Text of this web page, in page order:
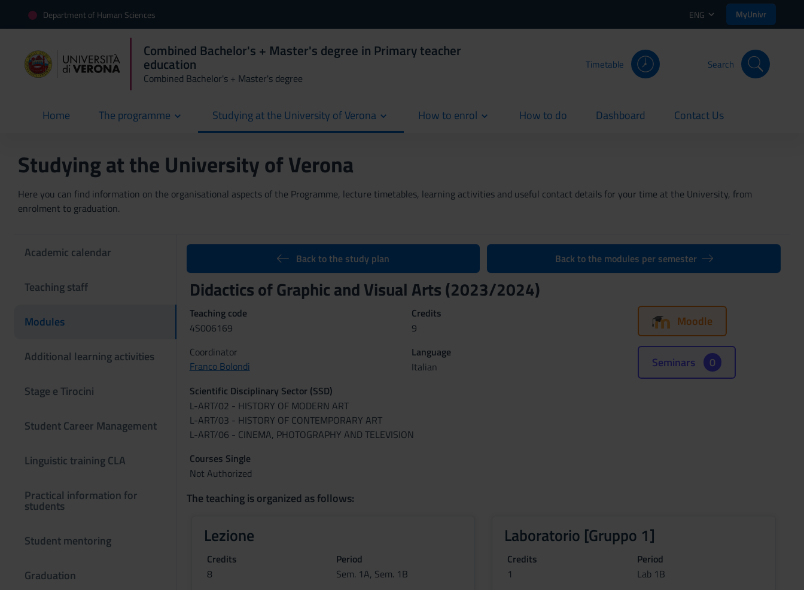
Department of Human Sciences ENG MyUnivr
Combined Bachelor's + Master's degree in Primary teacher
education
Combined Bachelor's + Master's degree
Timetable Search
Home
current The programme Studying at the University of Verona How to enrol How to do
current Dashboard
current Contact Us
current
Studying at the University of Verona
Here you can find information on the organisational aspects of the Programme, lecture timetables, learning activities and useful contact details for your time at the University, from
enrolment to graduation.
Academic calendar
Teaching staff
Modules
Additional learning activities
Stage e Tirocini
Student Career Management
Linguistic training CLA
Practical information for
students
Student mentoring
Graduation
Back to the study plan Back to the modules per semester
Didactics of Graphic and Visual Arts (2023/2024)
Teaching code
4S006169
Credits
9
Coordinator
Franco Bolondi
Language
Italian
Scientific Disciplinary Sector (SSD)
L-ART/02 - HISTORY OF MODERN ART
L-ART/03 - HISTORY OF CONTEMPORARY ART
L-ART/06 - CINEMA, PHOTOGRAPHY AND TELEVISION
Courses Single
Not Authorized
Moodle
Seminars 0
The teaching is organized as follows:
Lezione
Credits
8
Period
Sem. 1A, Sem. 1B
Laboratorio [Gruppo 1]
Credits
1
Period
Lab 1B